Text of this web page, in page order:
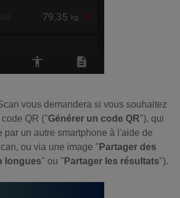
vous demandera si vous souhaitez
code QR ("Générer un code QR"), qui
par un autre smartphone à l'aide de
ou via une image " Partager des
longues" ou " Partager les résultats").